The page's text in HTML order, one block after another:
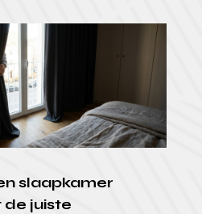
slaapkamer
juiste